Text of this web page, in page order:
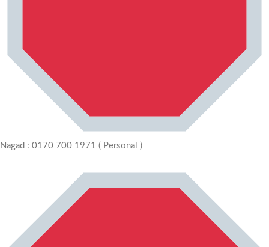
Nagad : 0170 700 1971 ( Personal )